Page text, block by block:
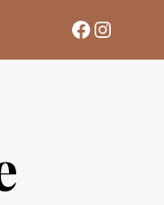
Facebook